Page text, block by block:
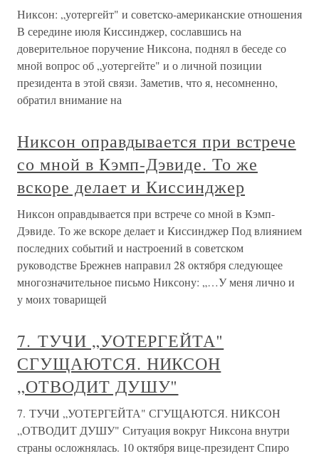
Никсон: „уотергейт" и советско-американские отношения
В середине июля Киссинджер, сославшись на
доверительное поручение Никсона, поднял в беседе со
мной вопрос об „уотергейте" и о личной позиции
президента в этой связи. Заметив, что я, несомненно,
обратил внимание на
Никсон оправдывается при встрече
со мной в Кэмп-Дэвиде. То же
вскоре делает и Киссинджер
Никсон оправдывается при встрече со мной в Кэмп-
Дэвиде. То же вскоре делает и Киссинджер Под влиянием
последних событий и настроений в советском
руководстве Брежнев направил 28 октября следующее
многозначительное письмо Никсону: „…У меня лично и
у моих товарищей
7. ТУЧИ „УОТЕРГЕЙТА"
СГУЩАЮТСЯ. НИКСОН
„ОТВОДИТ ДУШУ"
7. ТУЧИ „УОТЕРГЕЙТА" СГУЩАЮТСЯ. НИКСОН
„ОТВОДИТ ДУШУ" Ситуация вокруг Никсона внутри
страны осложнялась. 10 октября вице-президент Спиро